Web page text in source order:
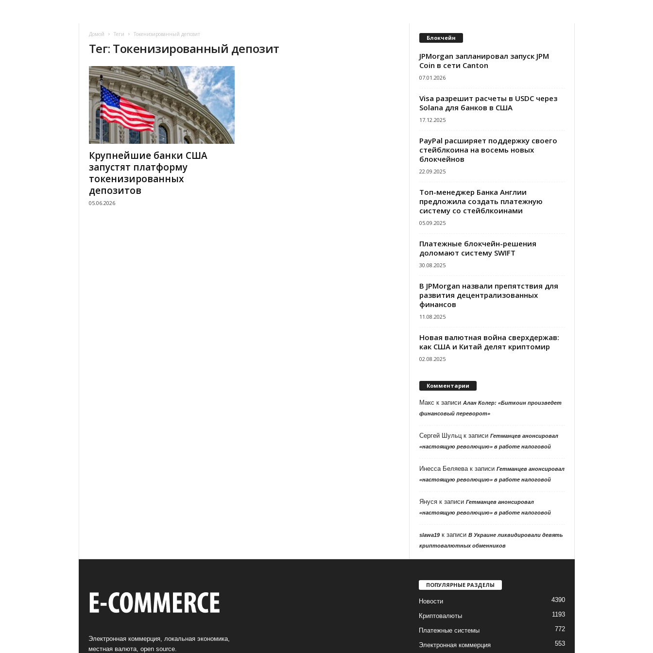
Домой Теги Токенизированный депозит
Тег: Токенизированный депозит
Крупнейшие банки США
запустят платформу
токенизированных
депозитов
05.06.2026
Блокчейн
JPMorgan запланировал запуск JPM
Coin в сети Canton
07.01.2026
Visa разрешит расчеты в USDC через
Solana для банков в США
17.12.2025
PayPal расширяет поддержку своего
стейблкоина на восемь новых
блокчейнов
22.09.2025
Топ-менеджер Банка Англии
предложила создать платежную
систему со стейблкоинами
05.09.2025
Платежные блокчейн-решения
доломают систему SWIFT
30.08.2025
В JPMorgan назвали препятствия для
развития децентрализованных
финансов
11.08.2025
Новая валютная война сверхдержав:
как США и Китай делят криптомир
02.08.2025
Комментарии
Макс к записи Алан Колер: «Биткоин произведет
финансовый переворот»
Сергей Шульцк записи Гетманцев анонсировал
«настоящую революцию» в работе налоговой
Инесса Беляевак записи Гетманцев анонсировал
«настоящую революцию» в работе налоговой
Янусяк записи Гетманцев анонсировал
«настоящую революцию» в работе налоговой
slawa19к записи В Украине ликвидировали девять
криптовалютных обменников
Электронная коммерция, локальная экономика,
местная валюта, open source.
ПОПУЛЯРНЫЕ РАЗДЕЛЫ
Новости 4390
Криптовалюты 1193
Платежные системы 772
Электронная коммерция 553